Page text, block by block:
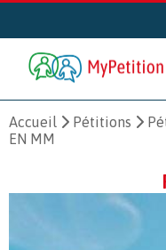
Accueil Pétitions
EN MM